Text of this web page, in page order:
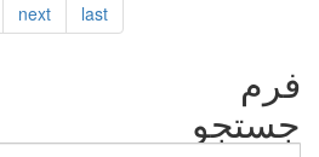
next last
فرم
جستجو